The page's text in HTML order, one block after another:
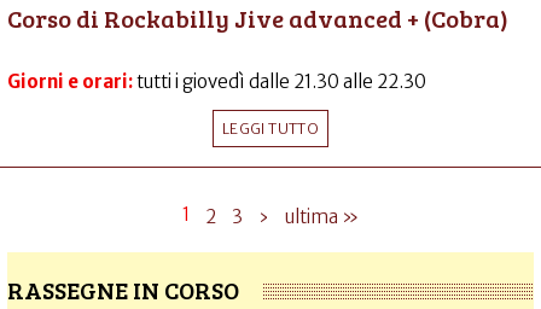
Corso di Rockabilly Jive advanced + (Cobra)
Giorni e orari:tutti i giovedì dalle 21.30 alle 22.30
LEGGI TUTTO
1 2 3 › ultima »
RASSEGNE IN CORSO